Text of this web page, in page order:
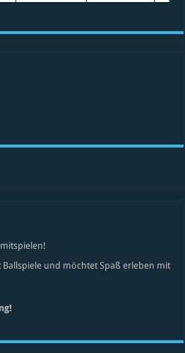
Ballspiele und möchtet Spaß erleben mit